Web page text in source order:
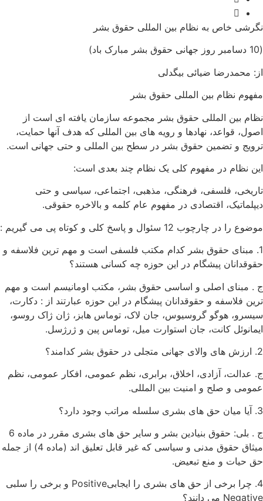
نگرشی خاص به نظام بین المللی حقوق بشر
(10 دسامبر روز جهانی حقوق بشر مبارک باد)
از: محمدرضا ضیائی بیگدلی
مفهوم نظام بین المللی حقوق بشر
نظام بین المللی حقوق بشر مجموعه سازمان یافته ای است از
اصول، قواعد، نهادها و رویه های بین المللی که هدف آنها حمایت،
ترویج و تضمین حقوق بشر در سطح بین المللی و حتی جهانی است.
این نظام در مفهوم کلی یک نظام چند بعدی است:
تاریخی، فلسفی، فرهنگی، مذهبی، اجتماعی، سیاسی و حتی
دیپلماتیک، اقتصادی در مفهوم عام کلمه و بالاخره حقوقی.
موضوع را در چارچوب 12 سئوال و پاسخ کلی و کوتاه پی می گیریم :
1. مبنای حقوق بشر کدام مکتب فلسفی است و مهم ترین فلاسفه و
حقوقدانان پیشگام در این حوزه چه کسانی هستند؟
ج . مبنای اصلی و اساسی حقوق بشر، مکتب اومانیسم است و مهم
ترین فلاسفه و حقوقدانان پیشگام در این حوزه عبارتند از : دکارت،
سیسرو، هوگو گروسیوس، جان لاک، توماس هابز، ژان ژاک روسو،
ایمانوئل کانت، جان استوارت میل، توماس پین و ژرژسل.
2. ارزش های والای جهانی متجلی در حقوق بشر کدامند؟
ج. عدالت، آزادی، اخلاق، برابری، نظم عمومی، افکار عمومی، نظم
عمومی و صلح و امنیت بین المللی.
3. آیا میان حق های بشری سلسله مراتب وجود دارد؟
ج . بلی: حقوق بنیادین بشر و سایر حق های بشری مقرر در ماده 6
میثاق حقوق مدنی و سیاسی که غیر قابل تعلیق اند (ماده 4) از جمله
حق حیات و منع تبعیض.
4. چرا برخی از حق های بشری را ایجابیPositive و برخی را سلبی
Negative می دانند؟